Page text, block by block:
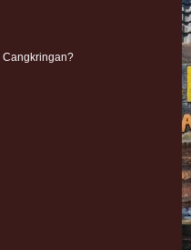
Cangkringan?